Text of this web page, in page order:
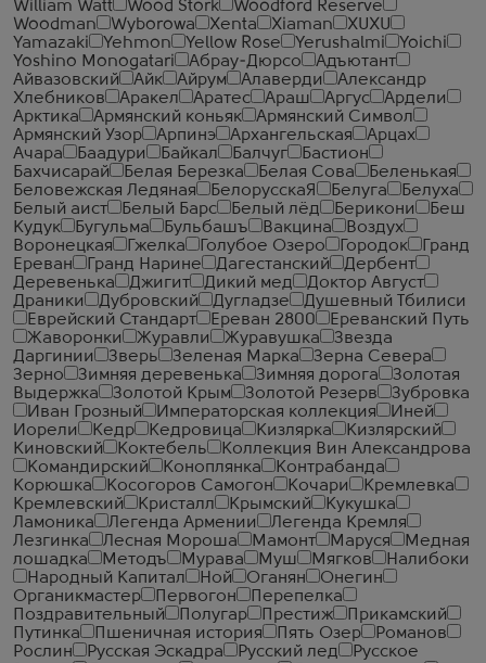
William Watt
Wood Stork
Woodford Reserve
Woodman
Wyborowa Xenta Xiaman
XUXU
Yamazaki
Yehmon Yellow Rose Yerushalmi
Yoichi
Yoshino Monogatari
Абрау-Дюрсо
Адъютант
Айвазовский
Айк Айрум Алаверди
Александр
Хлебников
Аракел Аратес Араш Аргус
Ардели
Арктика
Армянский коньяк
Армянский Символ
Армянский Узор
Арпинэ Архангельская
Арцах
Ачара
Баадури Байкал Балчуг
Бастион
Бахчисарай
Белая Березка Белая Сова
Беленькая
Беловежская Ледяная
БелорусскаЯ Белуга
Белуха
Белый аист
Белый Барс Белый лёд Берикони
Беш
Кудук
Бугульма Бульбашъ Вакцина
Воздух
Воронецкая
Гжелка Голубое Озеро Городок
Гранд
Ереван
Гранд Нарине Дагестанский
Дербент
Деревенька
Джигит Дикий мед
Доктор Август
Драники
Дубровский Дугладзе
Душевный Тбилиси
Еврейский Стандарт
Ереван 2800
Ереванский Путь
Жаворонки
Журавли Журавушка
Звезда
Даргинии
Зверь Зеленая Марка
Зерна Севера
Зерно
Зимняя деревенька Зимняя дорога
Золотая
Выдержка
Золотой Крым Золотой Резерв
Зубровка
Иван Грозный
Императорская коллекция
Иней
Иорели
Кедр Кедровица Кизлярка
Кизлярский
Киновский
Коктебель
Коллекция Вин Александрова
Командирский
Коноплянка
Контрабанда
Корюшка
Косогоров Самогон Кочари
Кремлевка
Кремлевский
Кристалл Крымский
Кукушка
Ламоника
Легенда Армении
Легенда Кремля
Лезгинка
Лесная Мороша Мамонт Маруся
Медная
лошадка
Методъ Мурава Муш Мягков
Налибоки
Народный Капитал
Ной Оганян
Онегин
Органикмастер
Первогон
Перепелка
Поздравительный
Полугар Престиж
Прикамский
Путинка
Пшеничная история Пять Озер
Романов
Рослин
Русская Эскадра Русский лед
Русское